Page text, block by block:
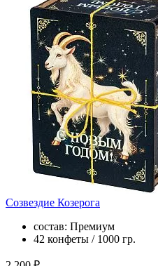
Созвездие Козерога
состав: Премиум
42 конфеты / 1000 гр.